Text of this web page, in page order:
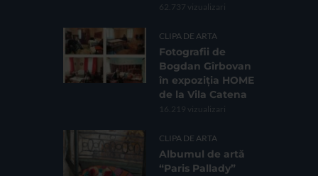
62.737 vizualizari
CLIPA DE ARTA
Fotografii de
Bogdan Gîrbovan
în expoziția HOME
de la Vila Catena
16.219 vizualizari
CLIPA DE ARTA
Albumul de artă
“Paris Pallady”